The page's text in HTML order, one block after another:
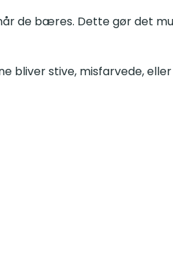
de bæres. Dette gør det
bliver stive, misfarvede,